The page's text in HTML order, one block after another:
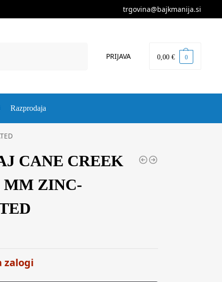
trgovina@bajkmanija.si
PRIJAVA 0,00€ 0
Razprodaja
CANE CREEK
MM ZINC-
zalogi